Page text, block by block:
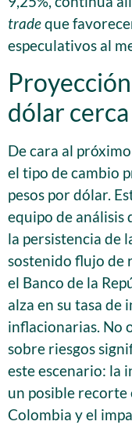
tradeque
especulativos al
dólar
De cara al
el tipo de cambio
pesos por dólar.
equipo de análisis
la persistencia de
sostenido flujo de
el Banco de la
alza en su tasa de
inflacionarias. No
sobre riesgos
este escenario: la
un posible recorte
Colombia y el